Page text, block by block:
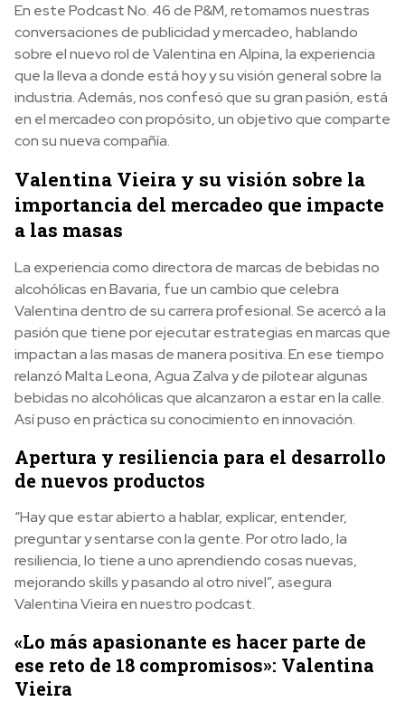
En este Podcast No. 46 de P&M, retomamos nuestras
conversaciones de publicidad y mercadeo, hablando
sobre el nuevo rol de Valentina en Alpina, la experiencia
que la lleva a donde está hoy y su visión general sobre la
industria. Además, nos confesó que su gran pasión, está
en el mercadeo con propósito, un objetivo que comparte
con su nueva compañía.
Valentina Vieira y su visión sobre la
importancia del mercadeo que impacte
a las masas
La experiencia como directora de marcas de bebidas no
alcohólicas en Bavaria, fue un cambio que celebra
Valentina dentro de su carrera profesional. Se acercó a la
pasión que tiene por ejecutar estrategias en marcas que
impactan a las masas de manera positiva. En ese tiempo
relanzó Malta Leona, Agua Zalva y de pilotear algunas
bebidas no alcohólicas que alcanzaron a estar en la calle.
Así puso en práctica su conocimiento en innovación.
Apertura y resiliencia para el desarrollo
de nuevos productos
“Hay que estar abierto a hablar, explicar, entender,
preguntar y sentarse con la gente. Por otro lado, la
resiliencia, lo tiene a uno aprendiendo cosas nuevas,
mejorando skills y pasando al otro nivel”, asegura
Valentina Vieira en nuestro podcast.
«Lo más apasionante es hacer parte de
ese reto de 18 compromisos»: Valentina
Vieira